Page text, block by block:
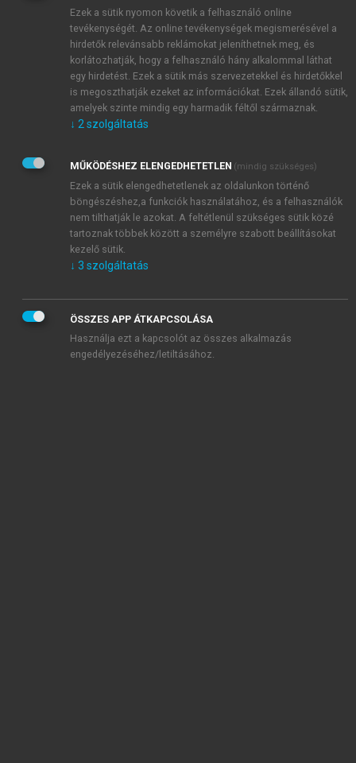
JELSZÓ ÚJRA
Kérek értesítést a MeRSZ újdonságairól, akcióiról.
Kérek értesítést az Akadémiai Kiadó Zrt. újdonságairól,
Adatkezelési tájékoztatóbanfoglaltakat tudomásul
veszem és elfogadom.
Általános vásárlási feltételeket, valamint a szotar.netés a
mersz.huoldalak licencszerződéseiben foglaltakat
tudomásul veszem és elfogadom.
KIPRÓBÁLOM
Ezek a sütik nyomon követik a felhasználó online
tevékenységét. Az online tevékenységek megismerésével a
hirdetők relevánsabb reklámokat jeleníthetnek meg, és
korlátozhatják, hogy a felhasználó hány alkalommal láthat
egy hirdetést. Ezek a sütik más szervezetekkel és hirdetőkkel
is megoszthatják ezeket az információkat. Ezek állandó sütik,
amelyek szinte mindig egy harmadik féltől származnak.
↓ 2 szolgáltatás
MŰKÖDÉSHEZ ELENGEDHETETLEN (mindig szükséges)
Ezek a sütik elengedhetetlenek az oldalunkon történő
böngészéshez,a funkciók használatához, és a felhasználók
nem tilthatják le azokat. A feltétlenül szükséges sütik közé
tartoznak többek között a személyre szabott beállításokat
kezelő sütik.
↓ 3 szolgáltatás
ÖSSZES APP ÁTKAPCSOLÁSA
Használja ezt a kapcsolót az összes alkalmazás
engedélyezéséhez/letiltásához.